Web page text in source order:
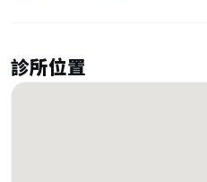
診所位置